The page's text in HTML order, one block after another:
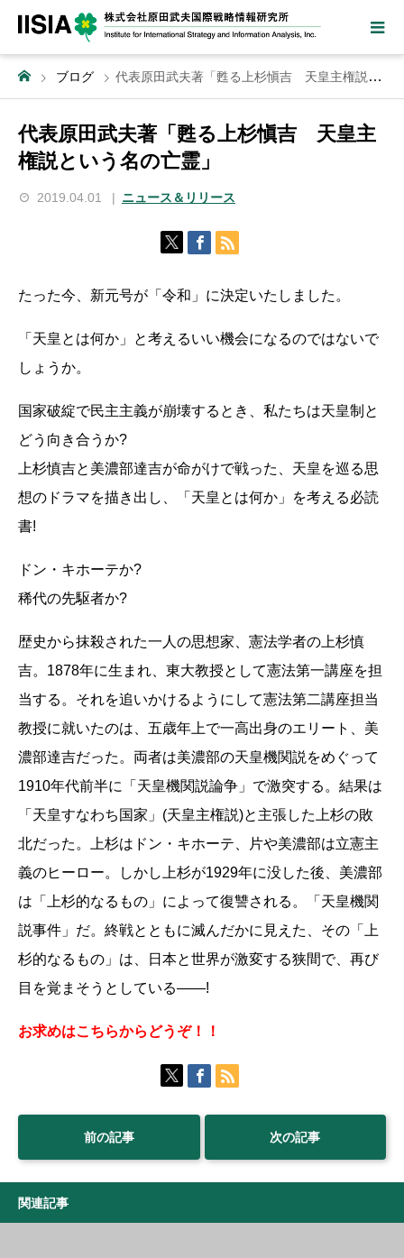
ブログ 代表原田武夫著「甦る上杉愼吉 天皇主権説という名の亡霊」
代表原田武夫著「甦る上杉愼吉 天皇主
権説という名の亡霊」
2019.04.01 ニュース＆リリース
たった今、新元号が「令和」に決定いたしました。
「天皇とは何か」と考えるいい機会になるのではないで
しょうか。
国家破綻で民主主義が崩壊するとき、私たちは天皇制と
どう向き合うか?
上杉慎吉と美濃部達吉が命がけで戦った、天皇を巡る思
想のドラマを描き出し、「天皇とは何か」を考える必読
書!
ドン・キホーテか?
稀代の先駆者か?
歴史から抹殺された一人の思想家、憲法学者の上杉慎
吉。1878年に生まれ、東大教授として憲法第一講座を担
当する。それを追いかけるようにして憲法第二講座担当
教授に就いたのは、五歳年上で一高出身のエリート、美
濃部達吉だった。両者は美濃部の天皇機関説をめぐって
1910年代前半に「天皇機関説論争」で激突する。結果は
「天皇すなわち国家」(天皇主権説)と主張した上杉の敗
北だった。上杉はドン・キホーテ、片や美濃部は立憲主
義のヒーロー。しかし上杉が1929年に没した後、美濃部
は「上杉的なるもの」によって復讐される。「天皇機関
説事件」だ。終戦とともに滅んだかに見えた、その「上
杉的なるもの」は、日本と世界が激変する狭間で、再び
目を覚まそうとしている――!
お求めはこちらから どうぞ！！
前の記事 次の記事
関連記事